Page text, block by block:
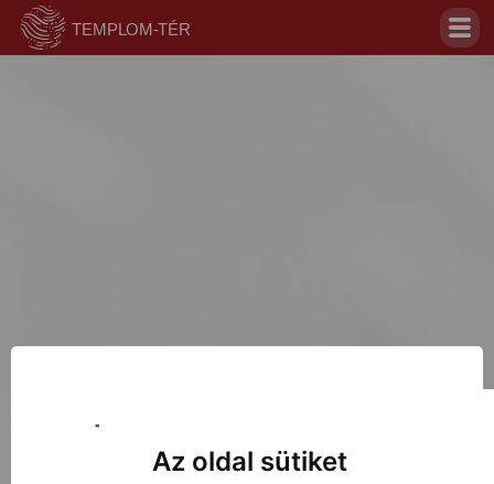
Az oldal sütiket
megtekintéséhez!